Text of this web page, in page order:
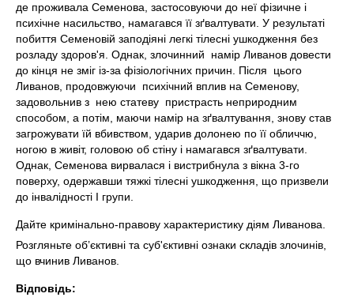
де проживала Семенова, застосовуючи до неї фізичне і
психічне насильство, намагався її зґвалтувати. У результаті
побиття Семеновій заподіяні легкі тілесні ушкодження без
розладу здоров'я. Однак, злочинний намір Ливанов довести
до кінця не зміг із-за фізіологічних причин. Після цього
Ливанов, продовжуючи психічний вплив на Семенову,
задовольнив з нею статеву пристрасть неприродним
способом, а потім, маючи намір на зґвалтування, знову став
загрожувати їй вбивством, ударив долонею по її обличчю,
ногою в живіт, головою об стіну і намагався зґвалтувати.
Однак, Семенова вирвалася і вистрибнула з вікна 3-го
поверху, одержавши тяжкі тілесні ушкодження, що призвели
до інвалідності І групи.
Дайте кримінально-правову характеристику діям Ливанова.
Розгляньте об’єктивні та суб'єктивні ознаки складів злочинів,
що вчинив Ливанов.
Відповідь: